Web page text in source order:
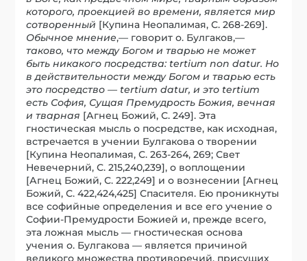
которого, проекцией во времени, является мир
сотворенный [Купина Неопалимая, С. 268-269].
Обычное мнение,— говорит о. Булгаков,—
таково, что между Богом и тварью не может
быть никакого посредства: tertium non datur. Но
в действительности между Богом и тварью есть
это посредство — tertium datur, и это tertium
есть София, Сущая Премудрость Божия, вечная
и тварная [Агнец Божий, С. 249]. Эта
гностическая мысль о посредстве, как исходная,
встречается в учении Булгакова о творении
[Купина Неопалимая, С. 263-264, 269; Свет
Невечерний, С. 215,240,239], о воплощении
[Агнец Божий, С. 222,249] и о вознесении [Агнец
Божий, С. 422,424,425] Спасителя. Ею проникнуты
все софийные определения и все его учение о
Софии-Премудрости Божией и, прежде всего,
эта ложная мысль — гностическая основа
учения о. Булгакова — является причиной
великого множества противоречий, присущих